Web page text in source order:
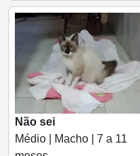
Não sei
Médio | Macho | 7 a 11